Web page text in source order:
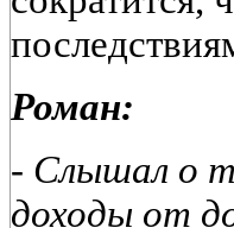
Роман:
- Слышал о
доходы от